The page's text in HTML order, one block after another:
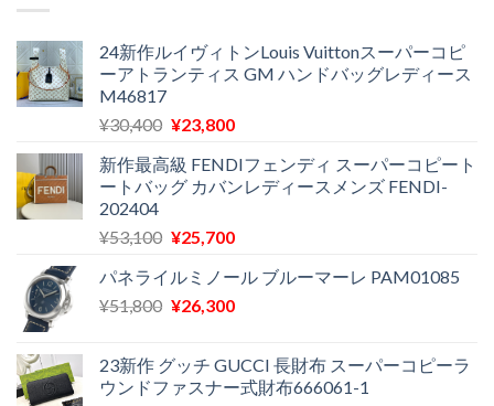
¥29,300
で
た。
は
¥11,500
す。
24新作ルイヴィトンLouis Vuittonスーパーコピ
ーアトランティス GM ハンドバッグレディース
M46817
¥30,400 元
価
格
¥30,400
し
た。
¥23,800現
の
価
は
で
す。
新作最高級 FENDIフェンディ スーパーコピート
ートバッグ カバンレディースメンズ FENDI-
202404
¥53,100 元
価
格
で
し
¥25,700現
の
価
¥25,700
で
パネライルミノール ブルーマーレ PAM01085
¥51,800 元
格
は
¥26,300現
価
格
23新作 グッチ GUCCI 長財布 スーパーコピーラ
ウンドファスナー式財布666061-1